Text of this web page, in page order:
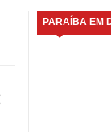
PARAÍBA EM